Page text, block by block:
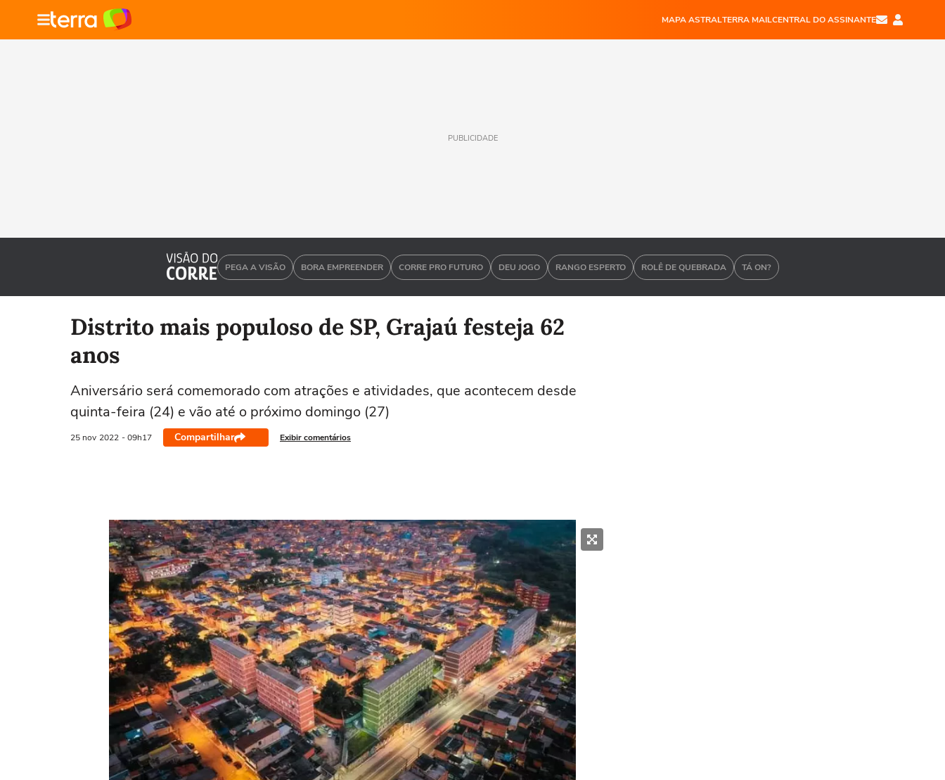
MAPA ASTRALTERRA MAILCENTRAL DO ASSINANTE
PUBLICIDADE
PEGA A VISÃO BORA EMPREENDER CORRE PRO FUTURO DEU JOGO RANGO ESPERTO ROLÊ DE QUEBRADA TÁ ON?
Distrito mais populoso de SP, Grajaú festeja 62
anos
Aniversário será comemorado com atrações e atividades, que acontecem desde
quinta-feira (24) e vão até o próximo domingo (27)
25 nov 2022 - 09h17 Compartilhar Exibir comentários